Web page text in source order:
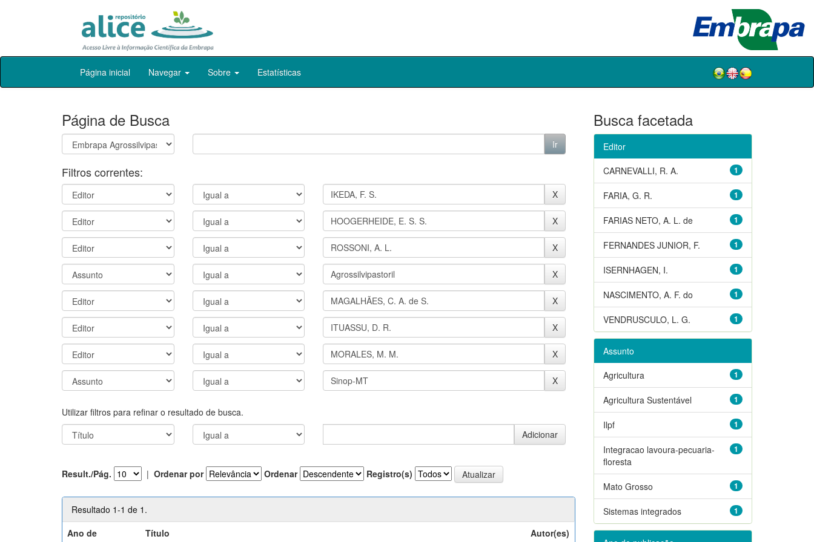
Skip
Página inicial Navegar Sobre Estatísticas
Página de Busca
Filtros correntes:
Utilizar filtros para refinar o resultado de busca.
Result./Pág. | Ordenar por Ordenar Registro(s)
Resultado 1-1 de 1.
Ano de
Título Autor(es)
Busca facetada
Editor
1
CARNEVALLI, R. A.
1
FARIA, G. R.
1
FARIAS NETO, A. L. de
1
FERNANDES JUNIOR, F.
1
ISERNHAGEN, I.
1
NASCIMENTO, A. F. do
1
VENDRUSCULO, L. G.
Assunto
1
Agricultura
1
Agricultura Sustentável
1
Ilpf
1
Integracao lavoura-pecuaria-
floresta
1
Mato Grosso
1
Sistemas integrados